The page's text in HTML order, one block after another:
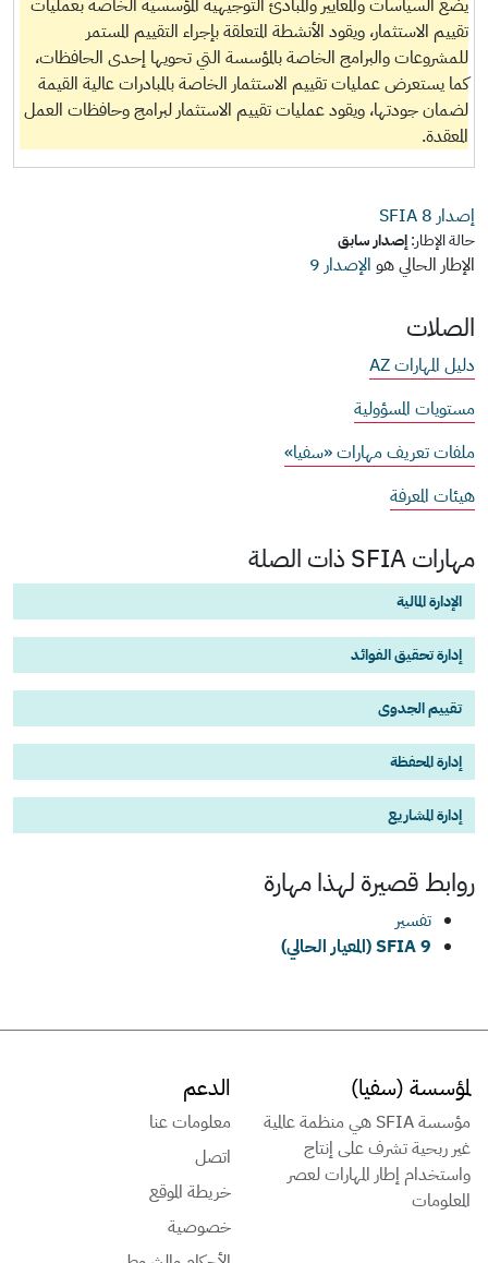
يضع السياسات والمعايير والمبادئ التوجيهية المؤسسية الخاصة بعمليات
تقييم الاستثمار، ويقود الأنشطة المتعلقة بإجراء التقييم المستمر
للمشروعات والبرامج الخاصة بالمؤسسة التي تحويها إحدى الحافظات،
كما يستعرض عمليات تقييم الاستثمار الخاصة بالمبادرات عالية القيمة
لضمان جودتها، ويقود عمليات تقييم الاستثمار لبرامج وحافظات العمل
المعقدة.
إصدار SFIA 8
حالة الإطار:إصدار سابق
الإطار الحالي هو الإصدار 9
الصلات
دليل المهارات AZ
مستويات المسؤولية
ملفات تعريف مهارات «سفيا»
هيئات المعرفة
مهارات SFIA ذات الصلة
الإدارة المالية
إدارة تحقيق الفوائد
تقييم الجدوى
إدارة المحفظة
إدارة المشاريع
روابط قصيرة لهذامهارة
تفسير
SFIA 9 (المعيار الحالي)
لمؤسسة (سفيا)
مؤسسة SFIA هي منظمة عالمية
غير ربحية تشرف على إنتاج
واستخدام إطار المهارات لعصر
المعلومات
الدعم
معلومات عنا
اتصل
خريطة الموقع
خصوصية